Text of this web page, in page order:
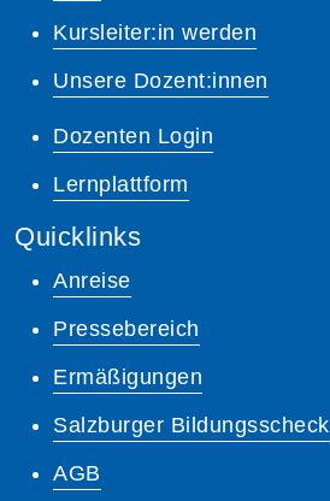
Kursleiter:in werden
Unsere Dozent:innen
Dozenten Login
Lernplattform
Quicklinks
Anreise
Pressebereich
Ermäßigungen
Salzburger Bildungsscheck
AGB